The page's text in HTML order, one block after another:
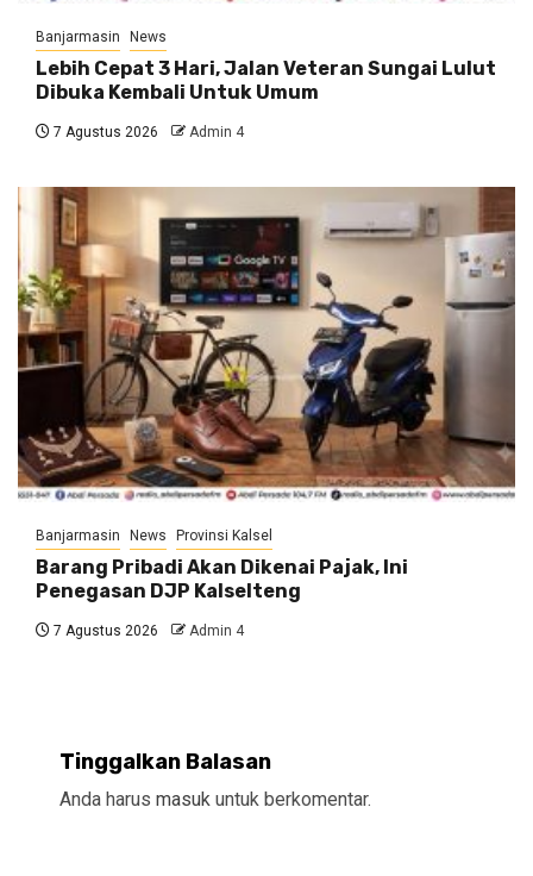
Banjarmasin News
Lebih Cepat 3 Hari, Jalan Veteran Sungai Lulut
Dibuka Kembali Untuk Umum
7 Agustus 2026 Admin 4
Banjarmasin News Provinsi Kalsel
Barang Pribadi Akan Dikenai Pajak, Ini
Penegasan DJP Kalselteng
7 Agustus 2026 Admin 4
Tinggalkan Balasan
Anda harus masuk untuk berkomentar.